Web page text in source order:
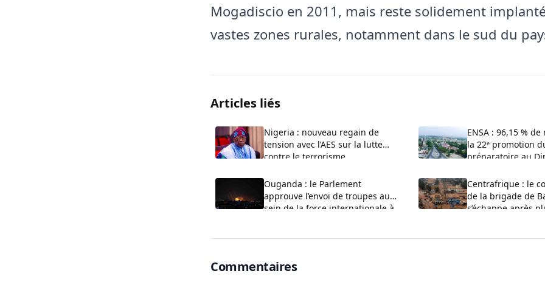
Mogadiscio en 2011, mais reste solidement
vastes zones rurales, notamment dans le sud du
Articles liés
Nigeria : nouveau regain de
tension avec l’AES sur la lutte
contre le terrorisme
ENSA : 96,15 %
la 22ᵉ promotion
préparatoire au
Ouganda : le Parlement
approuve l’envoi de troupes au
sein de la force internationale à
Centrafrique : le
de la brigade de
s’échappe après
Commentaires